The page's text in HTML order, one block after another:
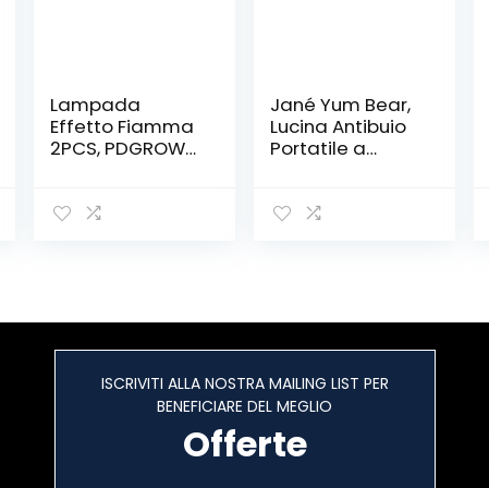
Lampada
Effetto Fiamma
2PCS, PDGROW
Ricaricabile
Base Magnetica
e Ganci in
Natale, Feste,
Interni ed Esterni
Jané Yum Bear,
Lucina Antibuio
Portatile a
Dolcemente la
ISCRIVITI ALLA NOSTRA MAILING LIST PER
BENEFICIARE DEL MEGLIO
Offerte